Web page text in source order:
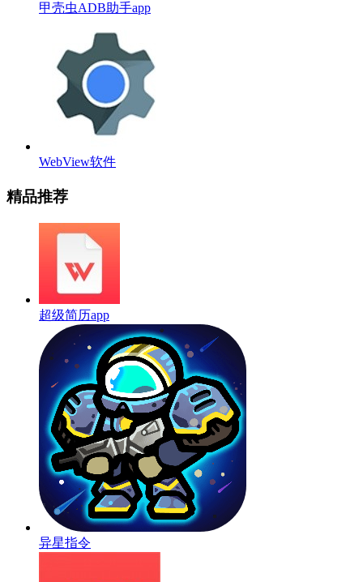
甲壳虫ADB助手app
WebView软件
精品推荐
超级简历app
异星指令